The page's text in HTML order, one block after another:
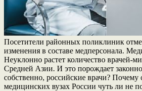
Посетители районных поликлиник
изменения в составе медперсонала.
Неуклонно растет количество врачей-
Средней Азии. И это порождает
собственно, российские врачи? Почему
медицинских вузах России чуть ли не